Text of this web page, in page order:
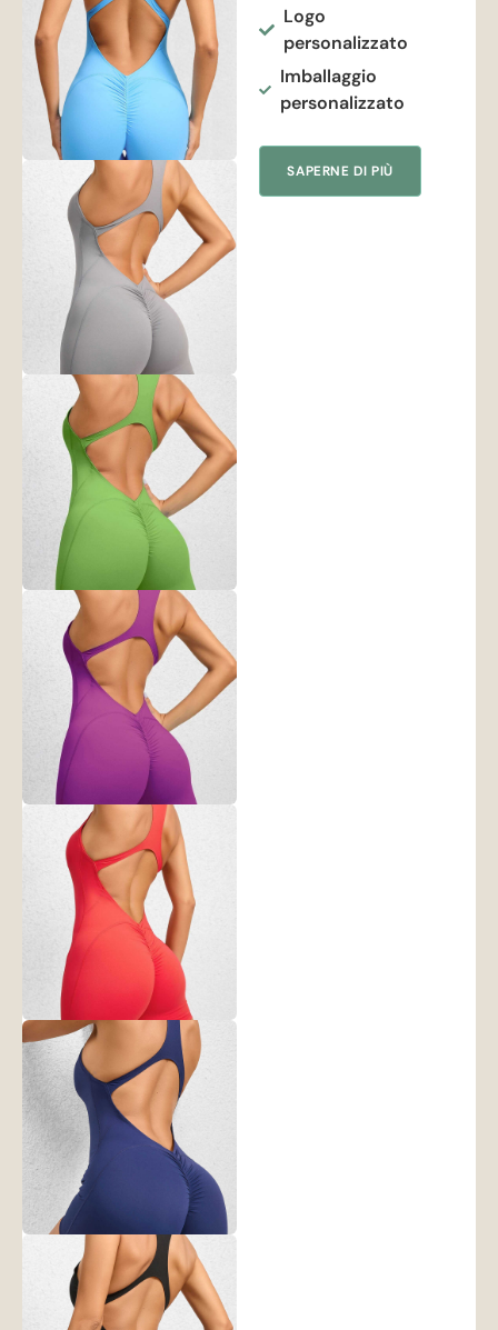
Logo
personalizzato
Imballaggio
personalizzato
SAPERNE DI PIÙ